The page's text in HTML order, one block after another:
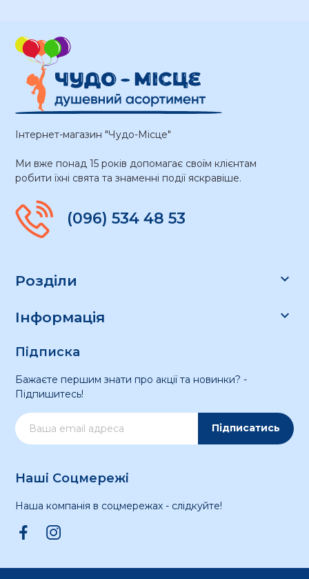
Інтернет-магазин "Чудо-Місце"
Ми вже понад 15 років допомагає своїм клієнтам
робити їхні свята та знаменні події яскравіше.
(096) 534 48 53
Розділи 
Інформація 
Підписка
Бажаєте першим знати про акції та новинки? -
Підпишитесь!
Підписатись
Наші Соцмережі
Наша компанія в соцмережах - слідкуйте!